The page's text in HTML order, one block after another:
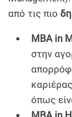
από τις πιο
MBA in
στην
όπως